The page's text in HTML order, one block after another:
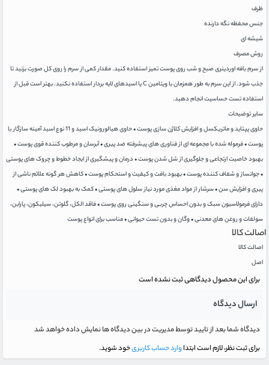
ظرف
جنس محفظه نگه دارنده
شیشه ای
روش مصرف
از سرم بافه اوردینری صبح و شب روی پوست تمیز استفاده کنید. مقدار کمی از سرم را روی کل صورت بزنید تا
جذب شود. از این سرم به طور همزمان با ویتامین C یا اسیدهای لایه بردار استفاده نکنید. بهتر است قبل از
استفاده تست حساسیت انجام دهید.
سایر توضیحات
حاوی پپتاید و ماتریکسل و افزایش کلاژن سازی پوست • حاوی هیالورونیک اسید و 11 نوع اسید آمینه سازگار با
پوست • فرموله شده با مجموعه ای از فناوری های پیشرفته ضد پیری • آبرسان و مرطوب کننده قوی پوست •
بهبود خاصیت ارتجاعی و جلوگیری از شل شدن پوست • درمان و پیشگیری از ایجاد خطوط و چروک های پوستی
• جوانساز و شفاف کننده پوست • بهبود بافت و کیفیت و استحکام پوست • کاهش هر گونه علائم ناشی از
پیری و افزایش سن • سرشار از مواد مغذی مورد نیاز سلول های پوستی • کمک به بهبود لک های پوستی •
دارای فرمولاسیون سبک و بدون احساس چربی و سنگینی روی پوست • فاقد الکل، گلوتن، سیلیکون، پارابن،
سولفات و روغن های معدنی • وگان و بدون تست حیوانی • مناسب برای انواع پوست
اصالت کالا
اصالت کالا
اصل
برای این محصول دیدگاهی ثبت نشده است
ارسال دیدگاه
دیدگاه شما بعد از تایید توسط مدیریت در بین دیدگاه ها نمایش داده خواهد شد
برای ثبت نظر، لازم است ابتداوارد حساب کاربریخود شوید.